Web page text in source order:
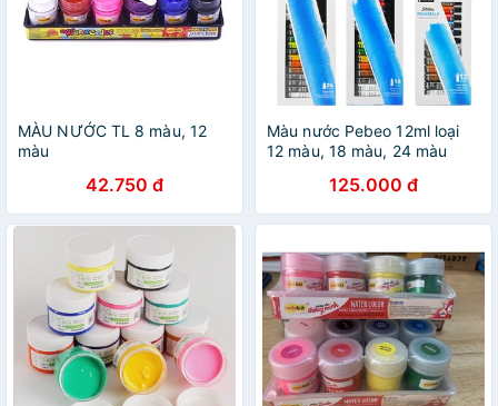
MÀU NƯỚC TL 8 màu, 12
màu
42.750 đ
Màu nước Pebeo 12ml loại
12 màu, 18 màu, 24 màu
125.000 đ